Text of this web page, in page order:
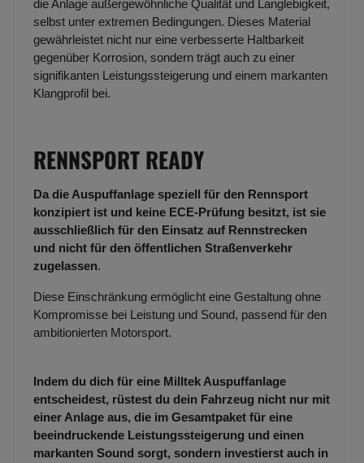
die Anlage außergewöhnliche Qualität und Langlebigkeit,
selbst unter extremen Bedingungen. Dieses Material
gewährleistet nicht nur eine verbesserte Haltbarkeit
gegenüber Korrosion, sondern trägt auch zu einer
signifikanten Leistungssteigerung und einem markanten
Klangprofil bei.
RENNSPORT READY
Da die Auspuffanlage speziell für den Rennsport
konzipiert ist und keine ECE-Prüfung besitzt, ist sie
ausschließlich für den Einsatz auf Rennstrecken
und nicht für den öffentlichen Straßenverkehr
zugelassen.
Diese Einschränkung ermöglicht eine Gestaltung ohne
Kompromisse bei Leistung und Sound, passend für den
ambitionierten Motorsport.
Indem du dich für eine Milltek Auspuffanlage
entscheidest, rüstest du dein Fahrzeug nicht nur mit
einer Anlage aus, die im Gesamtpaket für eine
beeindruckende Leistungssteigerung und einen
markanten Sound sorgt, sondern investierst auch in